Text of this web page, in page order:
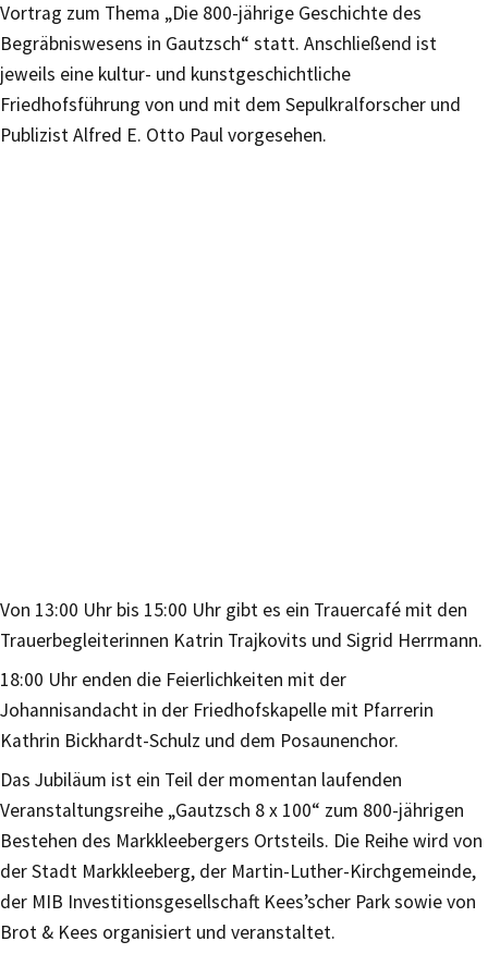
Vortrag zum Thema „Die 800-jährige Geschichte des
Begräbniswesens in Gautzsch“ statt. Anschließend ist
jeweils eine kultur- und kunstgeschichtliche
Friedhofsführung von und mit dem Sepulkralforscher und
Publizist Alfred E. Otto Paul vorgesehen.
Von 13:00 Uhr bis 15:00 Uhr gibt es ein Trauercafé mit den
Trauerbegleiterinnen Katrin Trajkovits und Sigrid Herrmann.
18:00 Uhr enden die Feierlichkeiten mit der
Johannisandacht in der Friedhofskapelle mit Pfarrerin
Kathrin Bickhardt-Schulz und dem Posaunenchor.
Das Jubiläum ist ein Teil der momentan laufenden
Veranstaltungsreihe „Gautzsch 8 x 100“ zum 800-jährigen
Bestehen des Markkleebergers Ortsteils. Die Reihe wird von
der Stadt Markkleeberg, der Martin-Luther-Kirchgemeinde,
der MIB Investitionsgesellschaft Kees’scher Park sowie von
Brot & Kees organisiert und veranstaltet.